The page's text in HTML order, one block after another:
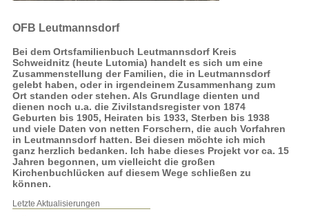
OFB Leutmannsdorf
Bei dem Ortsfamilienbuch Leutmannsdorf Kreis
Schweidnitz (heute Lutomia) handelt es sich um eine
Zusammenstellung der Familien, die in Leutmannsdorf
gelebt haben, oder in irgendeinem Zusammenhang zum
Ort standen oder stehen. Als Grundlage dienten und
dienen noch u.a. die Zivilstandsregister von 1874
Geburten bis 1905, Heiraten bis 1933, Sterben bis 1938
und viele Daten von netten Forschern, die auch Vorfahren
in Leutmannsdorf hatten. Bei diesen möchte ich mich
ganz herzlich bedanken. Ich habe dieses Projekt vor ca. 15
Jahren begonnen, um vielleicht die großen
Kirchenbuchlücken auf diesem Wege schließen zu
können.
Letzte Aktualisierungen